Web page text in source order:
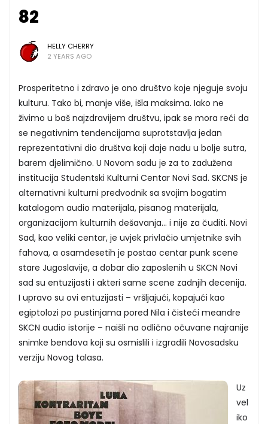
82
HELLY CHERRY
2 YEARS AGO
Prosperitetno i zdravo je ono društvo koje njeguje svoju
kulturu. Tako bi, manje više, išla maksima. Iako ne
živimo u baš najzdravijem društvu, ipak se mora reći da
se negativnim tendencijama suprotstavlja jedan
reprezentativni dio društva koji daje nadu u bolje sutra,
barem djelimično. U Novom sadu je za to zadužena
institucija Studentski Kulturni Centar Novi Sad. SKCNS je
alternativni kulturni predvodnik sa svojim bogatim
katalogom audio materijala, pisanog materijala,
organizacijom kulturnih dešavanja… i nije za čuditi. Novi
Sad, kao veliki centar, je uvjek privlačio umjetnike svih
fahova, a osamdesetih je postao centar punk scene
stare Jugoslavije, a dobar dio zaposlenih u SKCN Novi
sad su entuzijasti i akteri same scene zadnjih decenija.
I upravo su ovi entuzijasti – vršljajući, kopajući kao
egiptolozi po pustinjama pored Nila i čisteći meandre
SKCN audio istorije – naišli na odlično očuvane najranije
snimke bendova koji su osmislili i izgradili Novosadsku
verziju Novog talasa.
Uz
vel
iko